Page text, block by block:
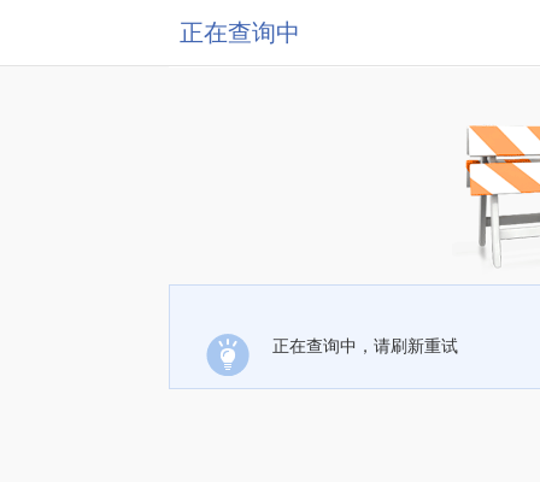
正在查询中
正在查询中，请刷新重试